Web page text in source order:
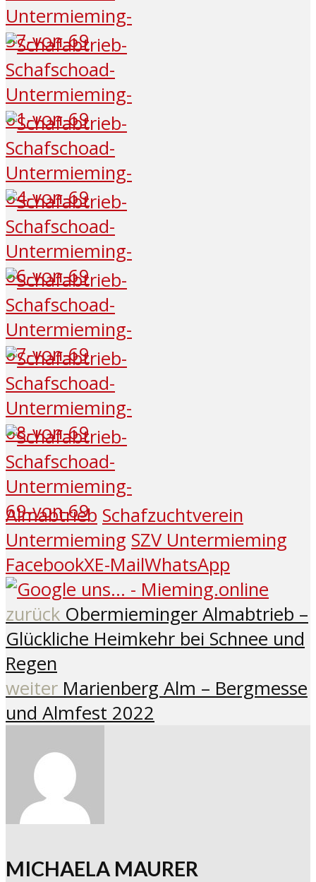
Almabtrieb Schafzuchtverein
Untermieming SZV Untermieming
FacebookXE-MailWhatsApp
zurück Obermieminger Almabtrieb –
Glückliche Heimkehr bei Schnee und
Regen
weiter Marienberg Alm – Bergmesse
und Almfest 2022
MICHAELA MAURER